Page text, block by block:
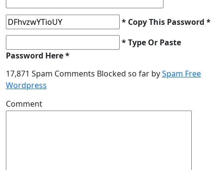
* Copy This Password *
* Type Or Paste
Password Here *
17,871 Spam Comments Blocked so far bySpam Free
Wordpress
Comment